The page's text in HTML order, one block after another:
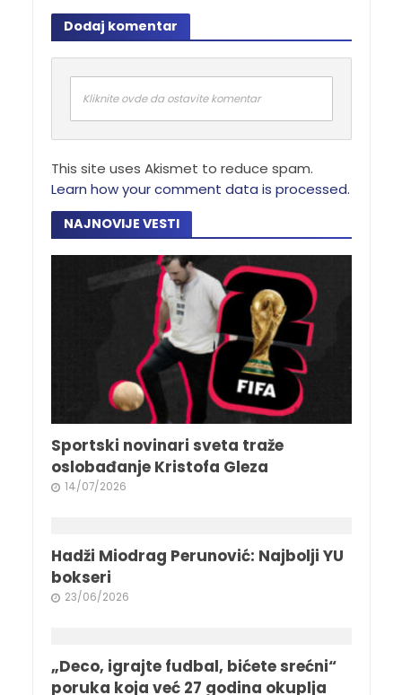
Dodaj komentar
Kliknite ovde da ostavite komentar
This site uses Akismet to reduce spam.
Learn how your comment data is processed.
NAJNOVIJE VESTI
Sportski novinari sveta traže
oslobađanje Kristofa Gleza
14/07/2026
Hadži Miodrag Perunović: Najbolji YU
bokseri
23/06/2026
„Deco, igrajte fudbal, bićete srećni“
poruka koja već 27 godina okuplja